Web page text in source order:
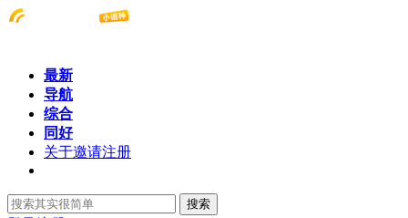
最新
导航
综合
同好
关于邀请注册
搜索